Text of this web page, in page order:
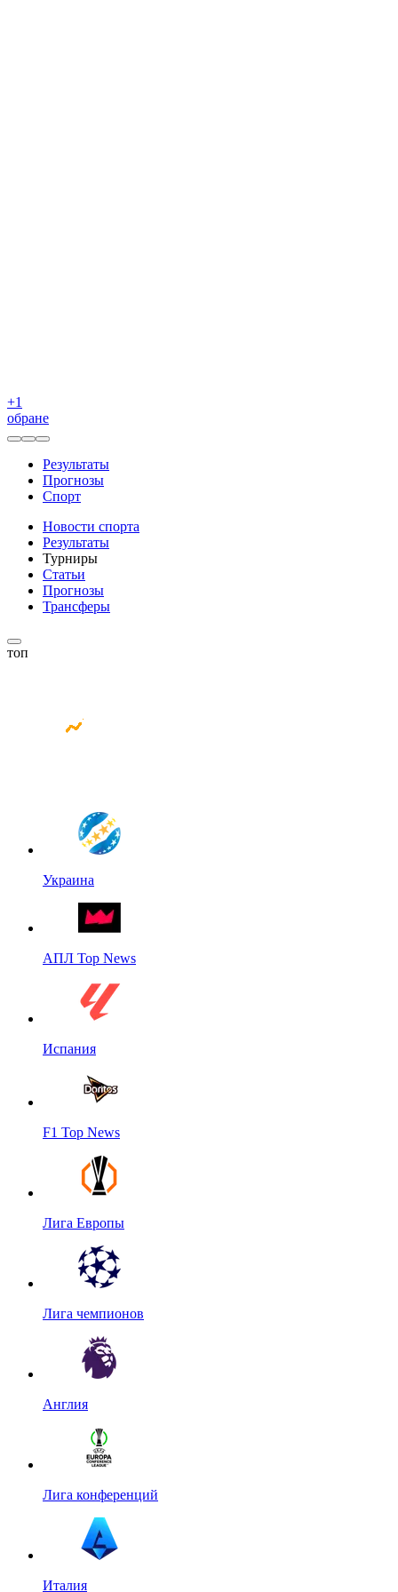
+1
обране
Результаты
Прогнозы
Спорт
Новости спорта
Результаты
Турниры
Статьи
Прогнозы
Трансферы
топ
Украина
АПЛ Top News
Испания
F1 Top News
Лига Европы
Лига чемпионов
Англия
Лига конференций
Италия